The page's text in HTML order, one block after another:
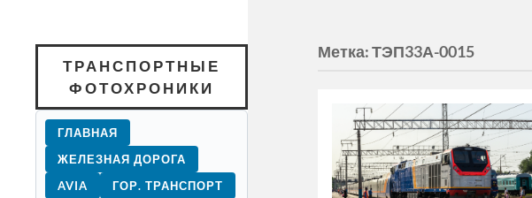
ТРАНСПОРТНЫЕ
ФОТОХРОНИКИ
ГЛАВНАЯ
ЖЕЛЕЗНАЯ ДОРОГА
AVIA
ГОР. ТРАНСПОРТ
Метка:ТЭП33А-0015